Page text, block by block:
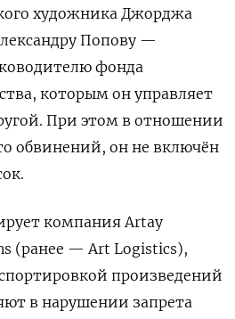
художника Джорджа
Попову —
фонда
которым он управляет
При этом в отношении
обвинений, он не включён
компания Artay
(ранее — Art Logistics),
произведений
в нарушении запрета